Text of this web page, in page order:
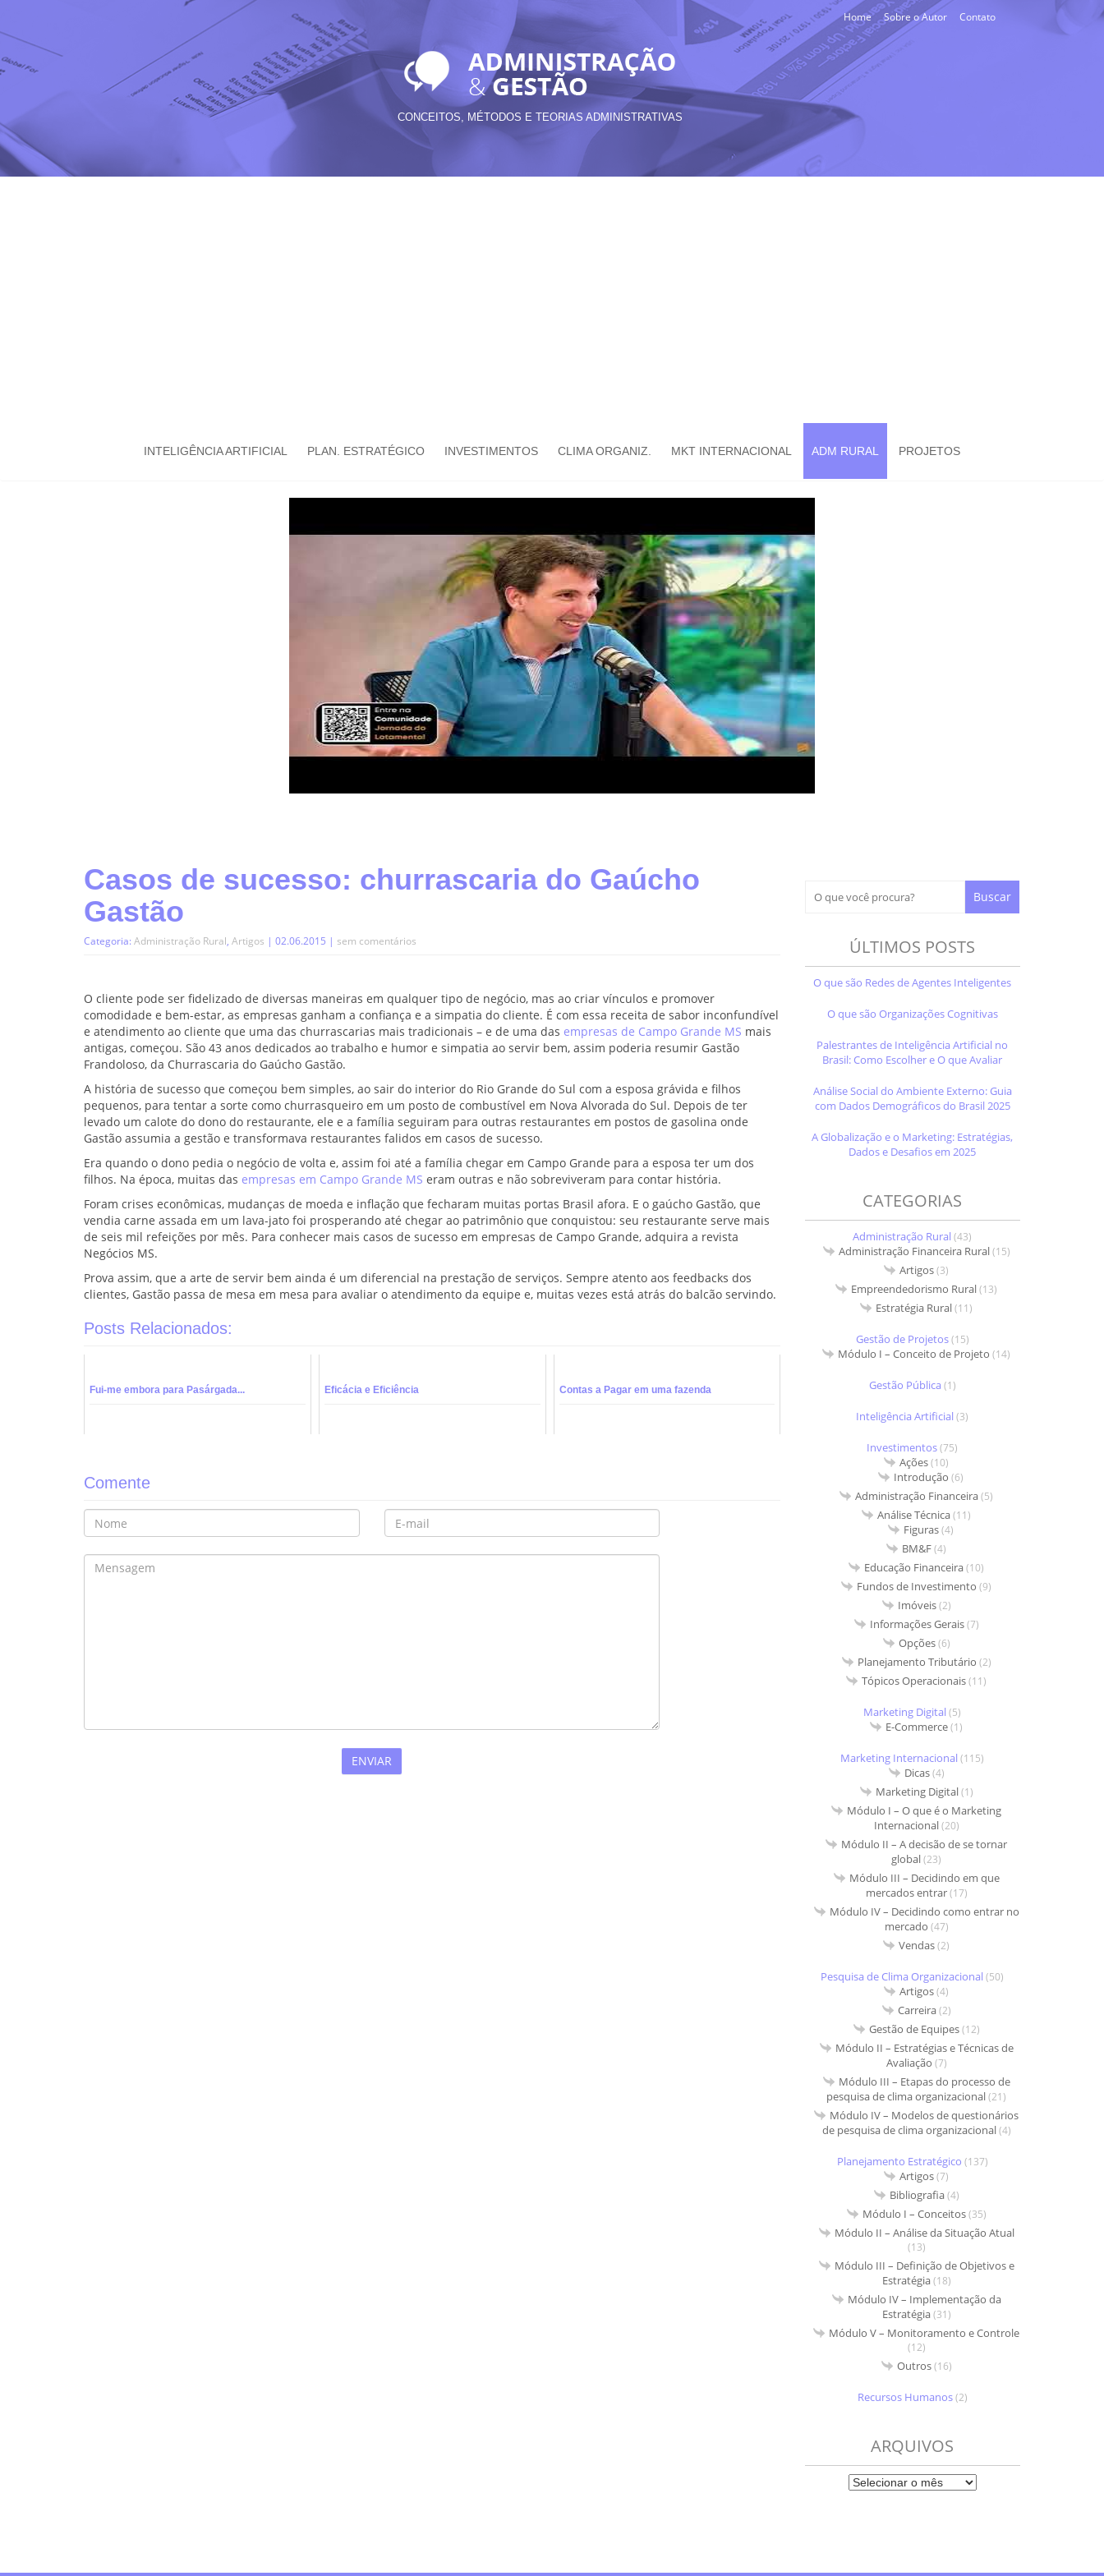
Home Sobre o Autor Contato
CONCEITOS, MÉTODOS E TEORIAS ADMINISTRATIVAS
INTELIGÊNCIA ARTIFICIAL PLAN. ESTRATÉGICO INVESTIMENTOS CLIMA ORGANIZ. MKT INTERNACIONAL ADM RURAL PROJETOS
Casos de sucesso: churrascaria do Gaúcho
Gastão
Categoria: Administração Rural, Artigos | 02.06.2015 | sem comentários
O cliente pode ser fidelizado de diversas maneiras em qualquer tipo de negócio, mas ao criar vínculos e promover
comodidade e bem-estar, as empresas ganham a confiança e a simpatia do cliente. É com essa receita de sabor inconfundível
e atendimento ao cliente que uma das churrascarias mais tradicionais – e de uma das empresas de Campo Grande MS mais
antigas, começou. São 43 anos dedicados ao trabalho e humor e simpatia ao servir bem, assim poderia resumir Gastão
Frandoloso, da Churrascaria do Gaúcho Gastão.
A história de sucesso que começou bem simples, ao sair do interior do Rio Grande do Sul com a esposa grávida e filhos
pequenos, para tentar a sorte como churrasqueiro em um posto de combustível em Nova Alvorada do Sul. Depois de ter
levado um calote do dono do restaurante, ele e a família seguiram para outras restaurantes em postos de gasolina onde
Gastão assumia a gestão e transformava restaurantes falidos em casos de sucesso.
Era quando o dono pedia o negócio de volta e, assim foi até a família chegar em Campo Grande para a esposa ter um dos
filhos. Na época, muitas das empresas em Campo Grande MS eram outras e não sobreviveram para contar história.
Foram crises econômicas, mudanças de moeda e inflação que fecharam muitas portas Brasil afora. E o gaúcho Gastão, que
vendia carne assada em um lava-jato foi prosperando até chegar ao patrimônio que conquistou: seu restaurante serve mais
de seis mil refeições por mês. Para conhecer mais casos de sucesso em empresas de Campo Grande, adquira a revista
Negócios MS.
Prova assim, que a arte de servir bem ainda é um diferencial na prestação de serviços. Sempre atento aos feedbacks dos
clientes, Gastão passa de mesa em mesa para avaliar o atendimento da equipe e, muitas vezes está atrás do balcão servindo.
Posts Relacionados:
Fui-me embora para Pasárgada... Eficácia e Eficiência Contas a Pagar em uma fazenda
Comente
ÚLTIMOS POSTS
O que são Redes de Agentes Inteligentes
O que são Organizações Cognitivas
Palestrantes de Inteligência Artificial no
Brasil: Como Escolher e O que Avaliar
Análise Social do Ambiente Externo: Guia
com Dados Demográficos do Brasil 2025
A Globalização e o Marketing: Estratégias,
Dados e Desafios em 2025
CATEGORIAS
Administração Rural (43)
Administração Financeira Rural(15)
Artigos(3)
Empreendedorismo Rural(13)
Estratégia Rural(11)
Gestão de Projetos(15)
Módulo I – Conceito de Projeto (14)
Gestão Pública (1)
Inteligência Artificial (3)
Investimentos(75)
Ações(10)
Introdução (6)
Administração Financeira(5)
Análise Técnica(11)
Figuras(4)
BM&F(4)
Educação Financeira(10)
Fundos de Investimento (9)
Imóveis(2)
Informações Gerais(7)
Opções(6)
Planejamento Tributário (2)
Tópicos Operacionais(11)
Marketing Digital (5)
E-Commerce(1)
Marketing Internacional (115)
Dicas(4)
Marketing Digital(1)
Módulo I – O que é o Marketing
Internacional(20)
Módulo II – A decisão de se tornar
global(23)
Módulo III – Decidindo em que
mercados entrar(17)
Módulo IV – Decidindo como entrar no
mercado (47)
Vendas(2)
Pesquisa de Clima Organizacional (50)
Artigos(4)
Carreira(2)
Gestão de Equipes(12)
Módulo II – Estratégias e Técnicas de
Avaliação (7)
Módulo III – Etapas do processo de
pesquisa de clima organizacional(21)
Módulo IV – Modelos de questionários
de pesquisa de clima organizacional(4)
Planejamento Estratégico (137)
Artigos(7)
Bibliografia(4)
Módulo I – Conceitos(35)
Módulo II – Análise da Situação Atual
(13)
Módulo III – Definição de Objetivos e
Estratégia(18)
Módulo IV – Implementação da
Estratégia(31)
Módulo V – Monitoramento e Controle
(12)
Outros(16)
Recursos Humanos(2)
ARQUIVOS